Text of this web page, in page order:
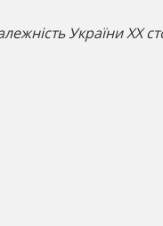
України ХХ